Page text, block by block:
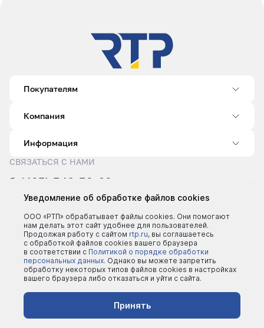
Покупателям
Компания
Информация
СВЯЗАТЬСЯ С НАМИ
8 (495) 540-52-62
sale@rtp.ru
Пн–Пт: 9:00–18:00
©2000 - 2026 | Все права защищены
Политика конфеденциальности
Уведомление об обработке файлов cookies
ООО «РТП» обрабатывает файлы cookies. Они помогают
нам делать этот сайт удобнее для пользователей.
Продолжая работу с сайтом rtp.ru, вы соглашаетесь
с обработкой файлов cookies вашего браузера
в соответствии с Политикой о порядке обработки
персональных данных. Однако вы можете запретить
обработку некоторых типов файлов cookies в настройках
вашего браузера либо отказаться и уйти с сайта.
Принять